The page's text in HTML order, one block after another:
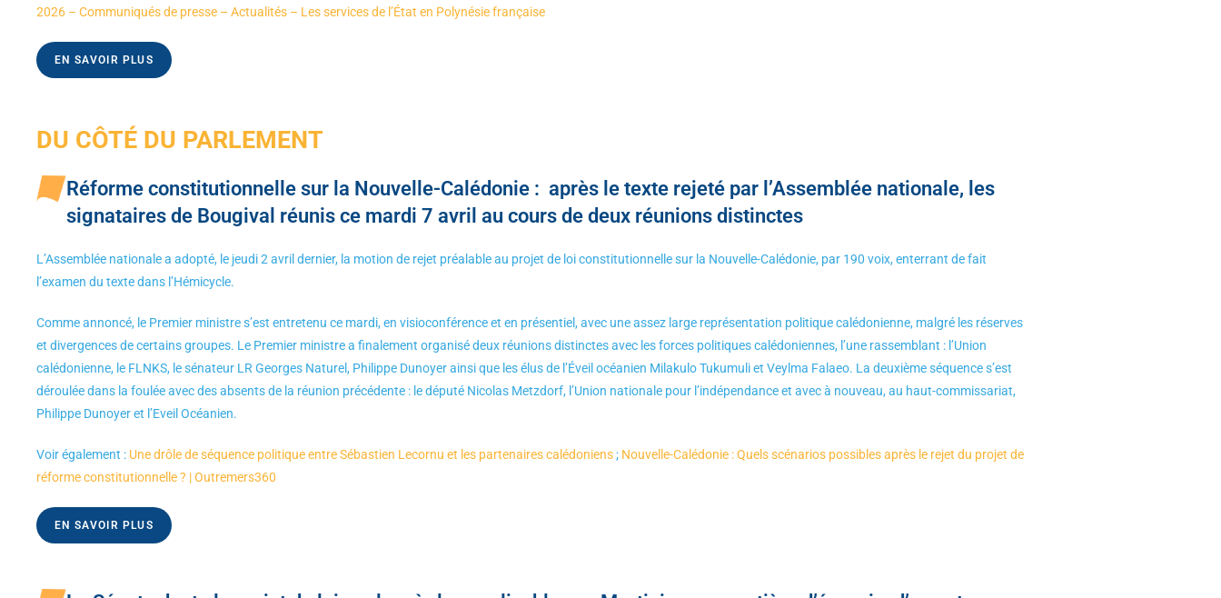
2026 – Communiqués de presse – Actualités – Les services de l’État en Polynésie française
EN SAVOIR PLUS
DU CÔTÉ DU PARLEMENT
Réforme constitutionnelle sur la Nouvelle-Calédonie : après le texte rejeté par l’Assemblée nationale, les
signataires de Bougival réunis ce mardi 7 avril au cours de deux réunions distinctes
L’Assemblée nationale a adopté, le jeudi 2 avril dernier, la motion de rejet préalable au projet de loi constitutionnelle sur la Nouvelle-Calédonie, par 190 voix, enterrant de fait
l’examen du texte dans l’Hémicycle.
Comme annoncé, le Premier ministre s’est entretenu ce mardi, en visioconférence et en présentiel, avec une assez large représentation politique calédonienne, malgré les réserves
et divergences de certains groupes. Le Premier ministre a finalement organisé deux réunions distinctes avec les forces politiques calédoniennes, l’une rassemblant : l’Union
calédonienne, le FLNKS, le sénateur LR Georges Naturel, Philippe Dunoyer ainsi que les élus de l’Éveil océanien Milakulo Tukumuli et Veylma Falaeo. La deuxième séquence s’est
déroulée dans la foulée avec des absents de la réunion précédente : le député Nicolas Metzdorf, l’Union nationale pour l’indépendance et avec à nouveau, au haut-commissariat,
Philippe Dunoyer et l’Eveil Océanien.
Voir également : Une drôle de séquence politique entre Sébastien Lecornu et les partenaires calédoniens; Nouvelle-Calédonie : Quels scénarios possibles après le rejet du projet de
réforme constitutionnelle ? | Outremers360
EN SAVOIR PLUS